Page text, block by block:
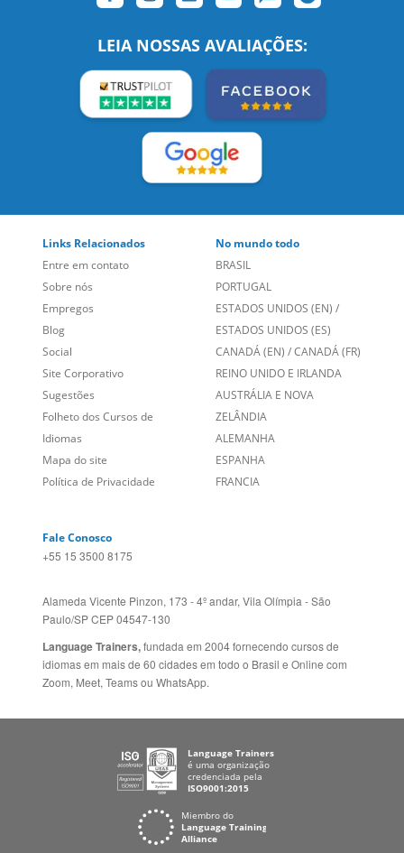
Entre em contato
Sobre nós
Empregos
Blog
Social
Site Corporativo
Sugestões
Folheto dos Cursos de
Idiomas
Mapa do site
Política de Privacidade
BRASIL
PORTUGAL
ESTADOS UNIDOS (EN)
ESTADOS UNIDOS (ES)
CANADÁ (EN)/CANADÁ (FR)
REINO UNIDO E IRLANDA
AUSTRÁLIA E NOVA
ZELÂNDIA
ALEMANHA
ESPANHA
FRANCIA
+55 15 3500 8175
Paulo/SP CEP 04547-130
Language Trainers,fundada em 2004 fornecendo cursos de
idiomas em mais de 60 cidades em todo o Brasil e Online com
Zoom, Meet, Teams ou WhatsApp.